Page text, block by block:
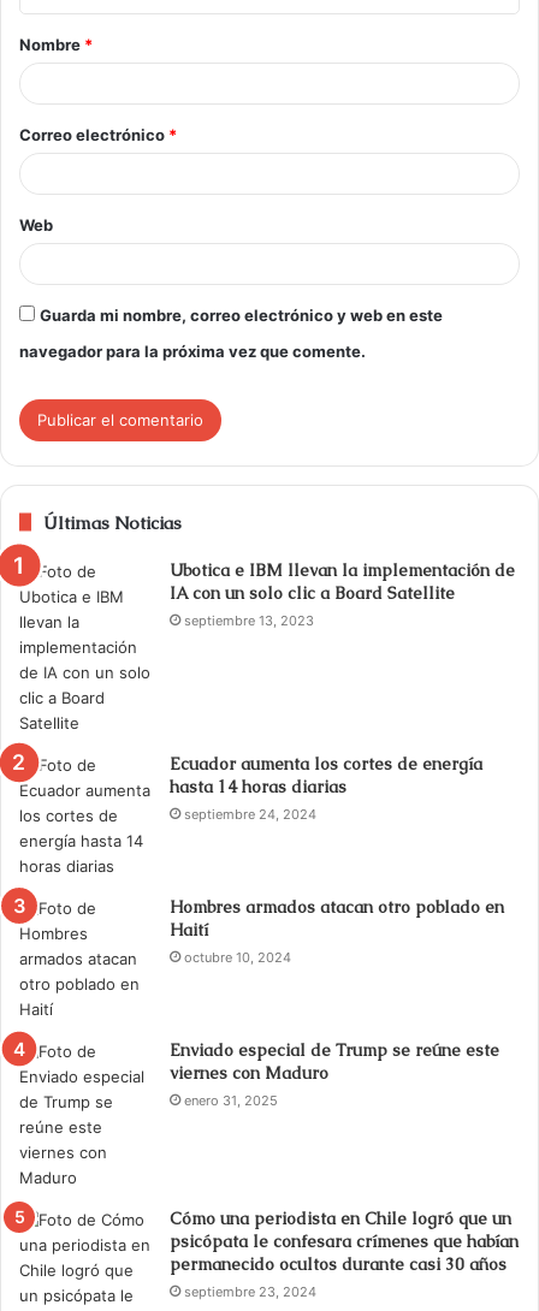
Nombre *
Correo electrónico *
Web
Guarda mi nombre, correo electrónico y web en este
navegador para la próxima vez que comente.
Últimas Noticias
Ubotica e IBM llevan la implementación de
IA con un solo clic a Board Satellite
septiembre 13, 2023
Ecuador aumenta los cortes de energía
hasta 14 horas diarias
septiembre 24, 2024
Hombres armados atacan otro poblado en
Haití
octubre 10, 2024
Enviado especial de Trump se reúne este
viernes con Maduro
enero 31, 2025
Cómo una periodista en Chile logró que un
psicópata le confesara crímenes que habían
permanecido ocultos durante casi 30 años
septiembre 23, 2024